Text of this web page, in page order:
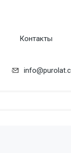
Контакты